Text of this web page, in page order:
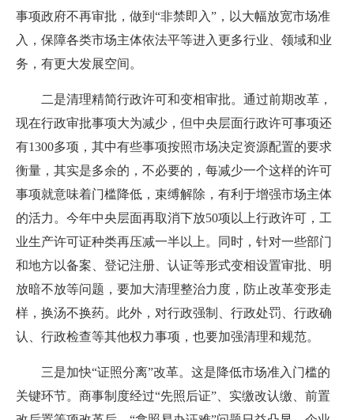
事项政府不再审批，做到“非禁即入”，以大幅放宽市场准
入，保障各类市场主体依法平等进入更多行业、领域和业
务，有更大发展空间。
二是清理精简行政许可和变相审批。通过前期改革，
现在行政审批事项大为减少，但中央层面行政许可事项还
有1300多项，其中有些事项按照市场决定资源配置的要求
衡量，其实是多余的，不必要的，每减少一个这样的许可
事项就意味着门槛降低，束缚解除，有利于增强市场主体
的活力。今年中央层面再取消下放50项以上行政许可，工
业生产许可证种类再压减一半以上。同时，针对一些部门
和地方以备案、登记注册、认证等形式变相设置审批、明
放暗不放等问题，要加大清理整治力度，防止改革变形走
样，换汤不换药。此外，对行政强制、行政处罚、行政确
认、行政检查等其他权力事项，也要加强清理和规范。
三是加快“证照分离”改革。这是降低市场准入门槛的
关键环节。商事制度经过“先照后证”、实缴改认缴、前置